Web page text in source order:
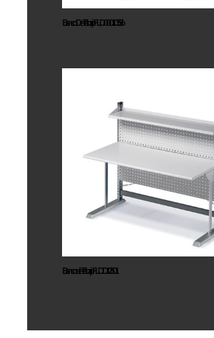
Banco De Trabajo FLD00010556
Banco de
Trabajo
FLDD12501
Banco de Trabajo FLDD12501